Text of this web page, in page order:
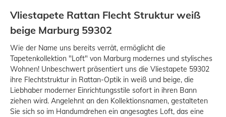
Vliestapete Rattan Flecht Struktur weiß
beige Marburg 59302
Wie der Name uns bereits verrät, ermöglicht die
Tapetenkollektion "Loft" von Marburg modernes und stylisches
Wohnen! Unbeschwert präsentiert uns die Vliestapete 59302
ihre Flechtstruktur in Rattan-Optik in weiß und beige, die
Liebhaber moderner Einrichtungsstile sofort in ihren Bann
ziehen wird. Angelehnt an den Kollektionsnamen, gestalteten
Sie sich so im Handumdrehen ein angesagtes Loft, das eine